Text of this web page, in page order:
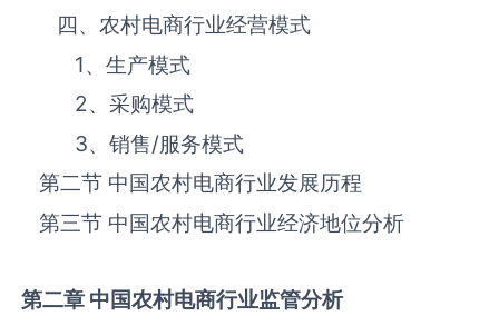
四、农村电商‌‌‌行业经营模式
1、生产模式
2、采购模式
3、销售/服务模式
第二节 中国农村电商‌‌‌行业发展历程
第三节 中国农村电商行业经济地位分析
第二章 中国农村电商行业监管分析